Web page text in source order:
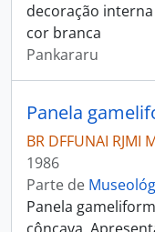
decoração
cor branca
Pankararu
Panela
BR DFFUNAI RJMI
1986
Parte de
Panela